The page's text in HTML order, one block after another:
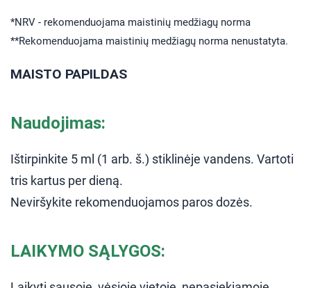
*NRV - rekomenduojama maistinių medžiagų norma
**Rekomenduojama maistinių medžiagų norma nenustatyta.
MAISTO PAPILDAS
Naudojimas:
Ištirpinkite 5 ml (1 arb. š.) stiklinėje vandens. Vartoti
tris kartus per dieną.
Neviršykite rekomenduojamos paros dozės.
LAIKYMO SĄLYGOS: